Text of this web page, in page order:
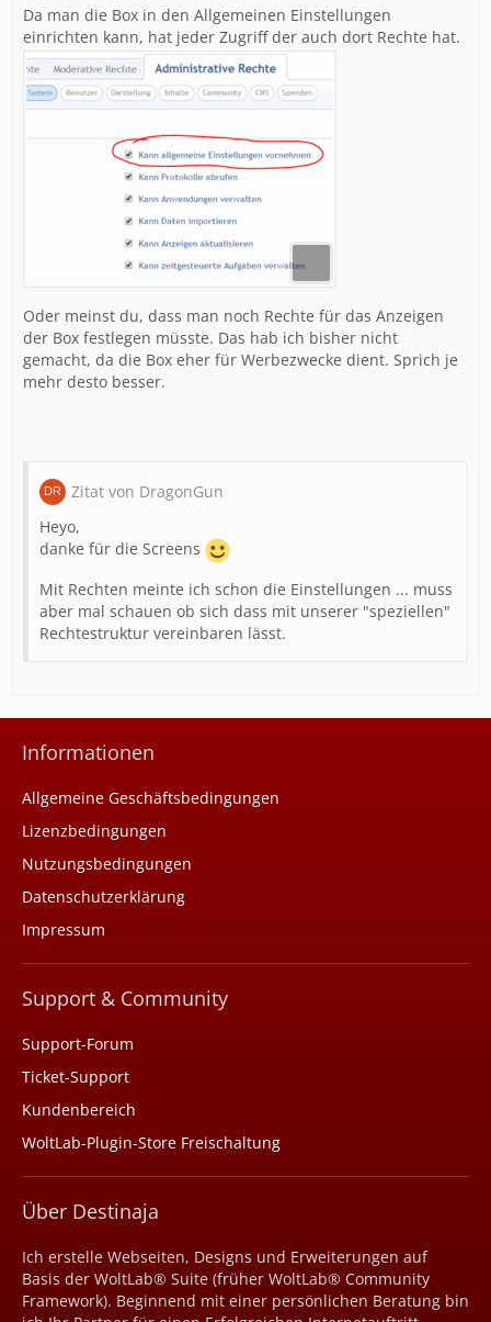
Da man die Box in den Allgemeinen Einstellungen
einrichten kann, hat jeder Zugriff der auch dort Rechte hat.
Oder meinst du, dass man noch Rechte für das Anzeigen
der Box festlegen müsste. Das hab ich bisher nicht
gemacht, da die Box eher für Werbezwecke dient. Sprich je
mehr desto besser.
Zitat von DragonGun
Heyo,
danke für die Screens
Mit Rechten meinte ich schon die Einstellungen ... muss
aber mal schauen ob sich dass mit unserer "speziellen"
Rechtestruktur vereinbaren lässt.
Informationen
Allgemeine Geschäftsbedingungen
Lizenzbedingungen
Nutzungsbedingungen
Datenschutzerklärung
Impressum
Support & Community
Support-Forum
Ticket-Support
Kundenbereich
WoltLab-Plugin-Store Freischaltung
Über Destinaja
Ich erstelle Webseiten, Designs und Erweiterungen auf
Basis der WoltLab® Suite (früher WoltLab® Community
Framework). Beginnend mit einer persönlichen Beratung bin